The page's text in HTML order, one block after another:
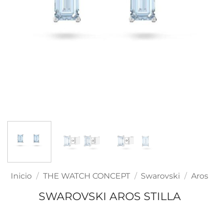
Inicio / THE WATCH CONCEPT / Swarovski / Aros
SWAROVSKI AROS STILLA